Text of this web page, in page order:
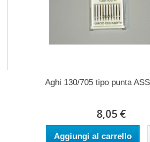
Aghi 130/705 tipo punta
8,05 €
Aggiungi al carrello